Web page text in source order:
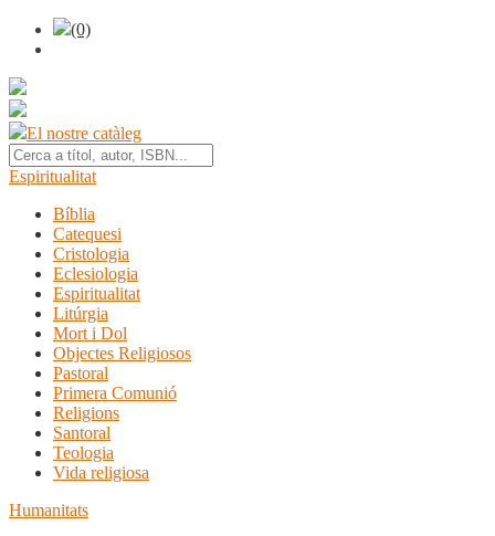
(0)
El nostre catàleg
Espiritualitat
Bíblia
Catequesi
Cristologia
Eclesiologia
Espiritualitat
Litúrgia
Mort i Dol
Objectes Religiosos
Pastoral
Primera Comunió
Religions
Santoral
Teologia
Vida religiosa
Humanitats